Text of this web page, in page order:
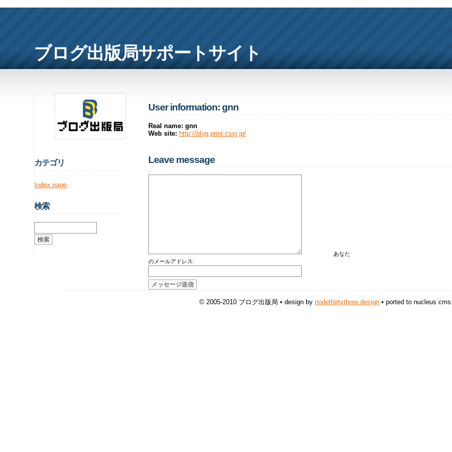
ブログ出版局サポートサイト
User information: gnn
Real name: gnn
Web site: http://blog.print.cssj.jp/
Leave message
あなた
のメールアドレス:
カテゴリ
Index page
検索
© 2005-2010 ブログ出版局 • design by nodethirtythree design • ported to nucleus cms: